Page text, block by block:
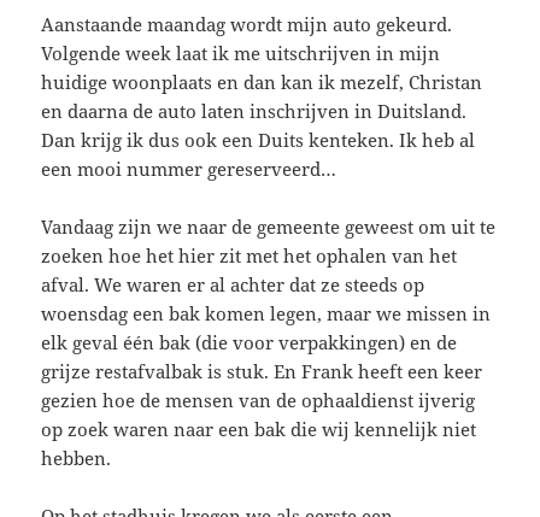
Aanstaande maandag wordt mijn auto gekeurd.
Volgende week laat ik me uitschrijven in mijn
huidige woonplaats en dan kan ik mezelf, Christan
en daarna de auto laten inschrijven in Duitsland.
Dan krijg ik dus ook een Duits kenteken. Ik heb al
een mooi nummer gereserveerd…
Vandaag zijn we naar de gemeente geweest om uit te
zoeken hoe het hier zit met het ophalen van het
afval. We waren er al achter dat ze steeds op
woensdag een bak komen legen, maar we missen in
elk geval één bak (die voor verpakkingen) en de
grijze restafvalbak is stuk. En Frank heeft een keer
gezien hoe de mensen van de ophaaldienst ijverig
op zoek waren naar een bak die wij kennelijk niet
hebben.